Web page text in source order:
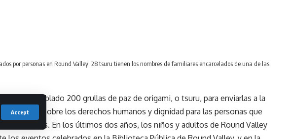
Accept
por personas en Round Valley. 28 tsuru tienen los nombres de familiares encarcelados de una de las
han doblado 200 grullas de paz de origami, o tsuru, para enviarlas a la
demanda sobre los derechos humanos y dignidad para las personas que
inmigrantes. En los últimos dos años, los niños y adultos de Round Valley